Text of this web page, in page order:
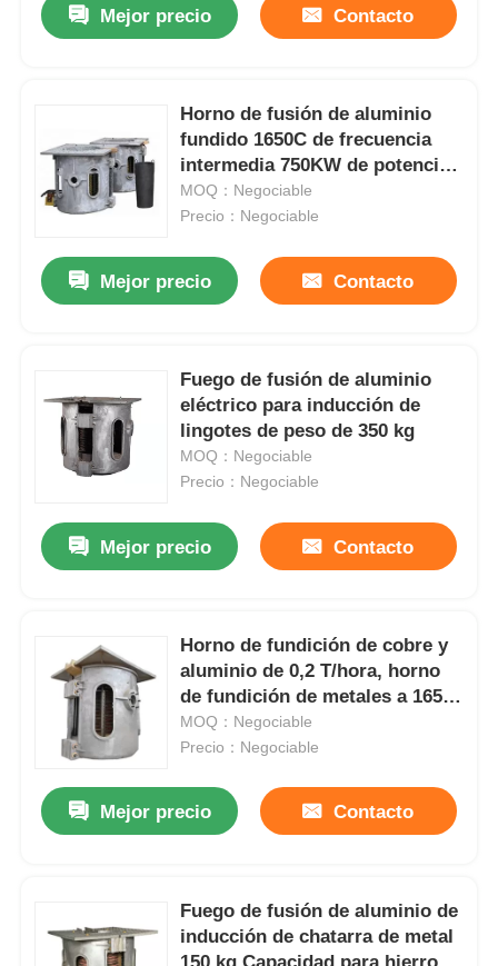
Productos
VR Show
Sobre nosotros
Control de calidad
Éntrenos en contacto con
Noticias
Pida una cita
Mejor precio Contacto
Horno de fusión de aluminio
fundido 1650C de frecuencia
intermedia 750KW de potencia
1 tonelada de peso
MOQ：Negociable
Precio：Negociable
Mejor precio Contacto
Fuego de fusión de aluminio
eléctrico para inducción de
lingotes de peso de 350 kg
MOQ：Negociable
Precio：Negociable
Mejor precio Contacto
Horno de fundición de cobre y
aluminio de 0,2 T/hora, horno
de fundición de metales a 1650
°C
MOQ：Negociable
Precio：Negociable
Mejor precio Contacto
Fuego de fusión de aluminio de
inducción de chatarra de metal
150 kg Capacidad para hierro /